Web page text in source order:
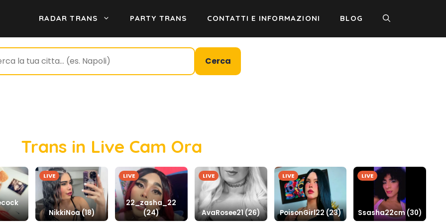
RADAR TRANS PARTY TRANS CONTATTI E INFORMAZIONI BLOG
Cerca
Trans in Live Cam Ora
LIVE
NikkiNoa (18)
LIVE
22_zasha_22
(24)
LIVE
AvaRosee21 (26)
LIVE
PoisonGirl22 (23)
LIVE
Ssasha22cm (30)